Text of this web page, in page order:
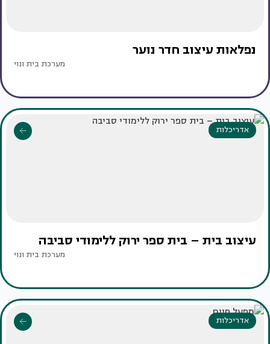
נפלאות עיצוב חדר נוער
מערכת בית ונוי
אדריכלות
עיצוב בית – בית ספר ירוק ללימודי סביבה
מערכת בית ונוי
אדריכלות